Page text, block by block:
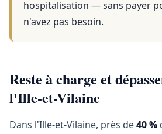
hospitalisation — sans payer
n'avez pas besoin.
Reste à charge et
l'Ille-et-Vilaine
Dans l'Ille-et-Vilaine, près de40 %